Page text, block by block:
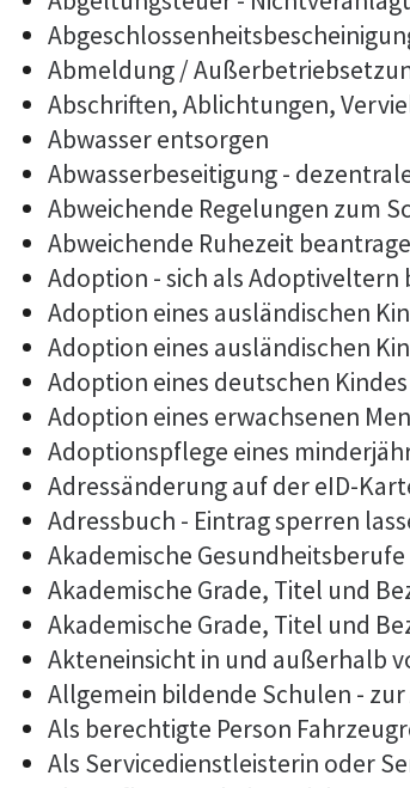
Abmeldung /
Abschriften, Ablichtungen,
Abwasser entsorgen
Abwasserbeseitigung -
Abweichende Regelungen zum
Abweichende Ruhezeit
Adoption - sich als Adoptiveltern
Adoption eines ausländischen
Adoption eines ausländischen
Adoption eines deutschen
Adoption eines erwachsenen
Adoptionspflege eines
Adressänderung auf der eID-
Adressbuch - Eintrag sperren
Akademische
Akademische Grade, Titel und
Akademische Grade, Titel und
Akteneinsicht in und außerhalb
Allgemein bildende Schulen -
Als berechtigte Person
Als Servicedienstleisterin oder